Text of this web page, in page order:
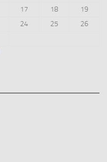
17 18
19
24 25
26